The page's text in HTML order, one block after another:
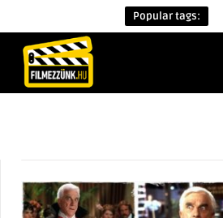
Popular tags: